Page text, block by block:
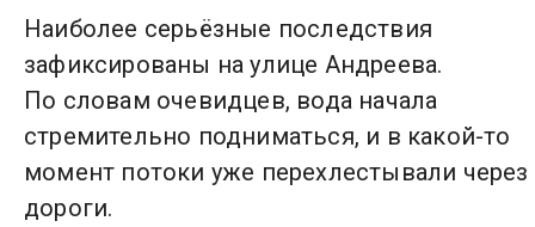
Наиболее серьёзные последствия
зафиксированы на улице Андреева.
По словам очевидцев, вода начала
стремительно подниматься, и в какой-то
момент потоки уже перехлестывали через
дороги.